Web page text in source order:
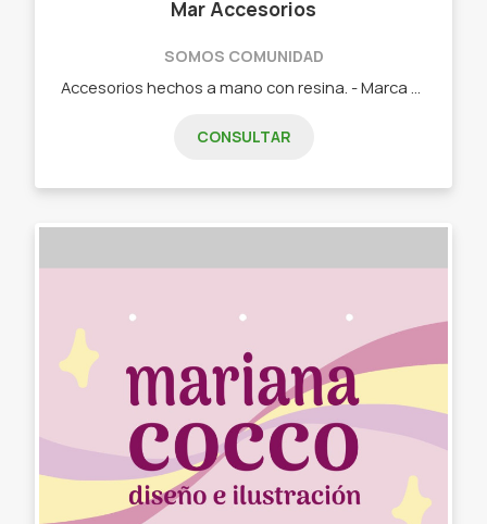
Mar Accesorios
SOMOS COMUNIDAD
CONSULTAR